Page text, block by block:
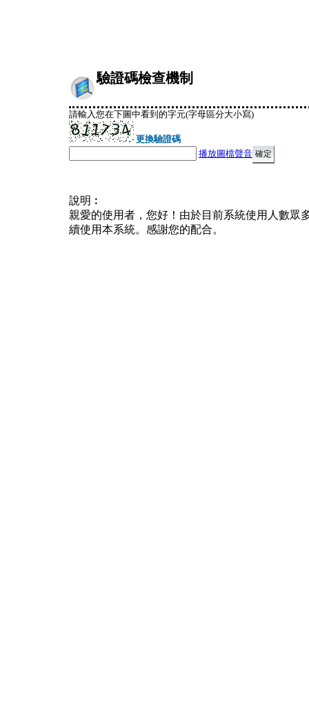
驗證碼檢查機制
請輸入您在下圖中看到的字元(字母區分大小寫)
更換驗證碼
播放圖檔聲音
說明︰
親愛的使用者，您好！由於目前系統使用人數眾
續使用本系統。感謝您的配合。